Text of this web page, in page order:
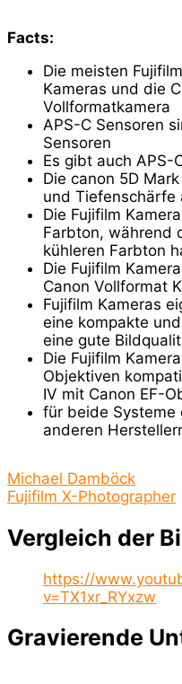
Facts:
Die meisten
Kameras und die
Vollformatkamera
APS-C Sensoren
Sensoren
Es gibt auch APS-
Die canon 5D
und Tiefenschärfe
Die Fujifilm
Farbton, während
kühleren Farbton
Die Fujifilm
Canon Vollformat
Fujifilm Kameras
eine kompakte
eine gute
Die Fujifilm
Objektiven
IV mit Canon EF-
für beide Systeme
anderen
Michael Damböck
Fujifilm X-Photographer
Vergleich der
https://
v=TX1xr_RYxzw
Gravierende